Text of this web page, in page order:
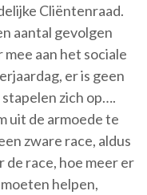
Cliëntenraad.
aantal gevolgen
aan het sociale
er is geen
zich op….
uit de armoede te
zware race, aldus
de race, hoe meer er
helpen,